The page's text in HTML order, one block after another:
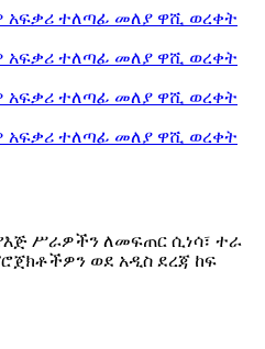
የእጅ ሥራዎችን ለመፍጠር ሲነሳ፣ ተራ
ወደ አዲስ ደረጃ ከፍ